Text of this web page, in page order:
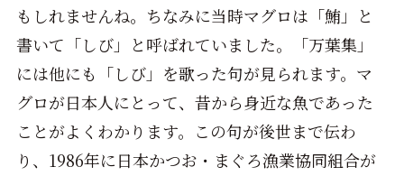
もしれませんね。ちなみに当時マグロは「鮪」と
書いて「しび」と呼ばれていました。「万葉集」
には他にも「しび」を歌った句が見られます。マ
グロが日本人にとって、昔から身近な魚であった
ことがよくわかります。この句が後世まで伝わ
り、1986年に日本かつお・まぐろ漁業協同組合が